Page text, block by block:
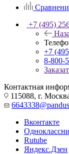
+7 (495)
+7
8-800-
Контактная
115088, г.
Вконтакте
Rutube
Яндекс.Дзен